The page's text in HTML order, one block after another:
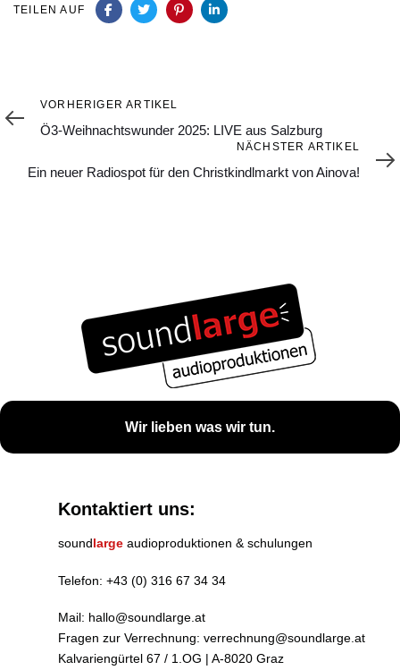
TEILEN AUF
Vorheriger
Artikel
VORHERIGER ARTIKEL
Ö3-Weihnachtswunder 2025: LIVE aus Salzburg
Artikel
NÄCHSTER ARTIKEL
Ein neuer Radiospot für den Christkindlmarkt von Ainova!
Wir lieben was wir tun.
Kontaktiert uns:
soundlarge audioproduktionen & schulungen
Telefon: +43 (0) 316 67 34 34
Mail: hallo@soundlarge.at
Fragen zur Verrechnung: verrechnung@soundlarge.at
Kalvariengürtel 67 / 1.OG | A-8020 Graz